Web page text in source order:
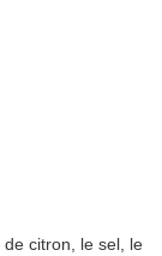
citron, le sel, le